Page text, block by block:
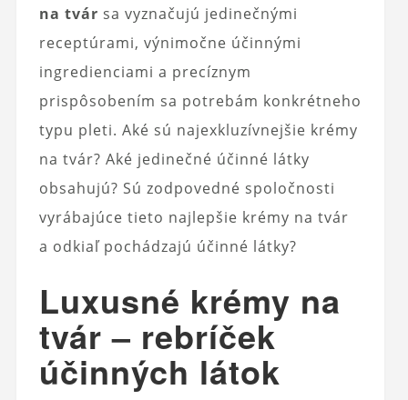
na tvár sa vyznačujú jedinečnými
receptúrami, výnimočne účinnými
ingredienciami a precíznym
prispôsobením sa potrebám konkrétneho
typu pleti. Aké sú najexkluzívnejšie krémy
na tvár? Aké jedinečné účinné látky
obsahujú? Sú zodpovedné spoločnosti
vyrábajúce tieto najlepšie krémy na tvár
a odkiaľ pochádzajú účinné látky?
Luxusné krémy na
tvár – rebríček
účinných látok